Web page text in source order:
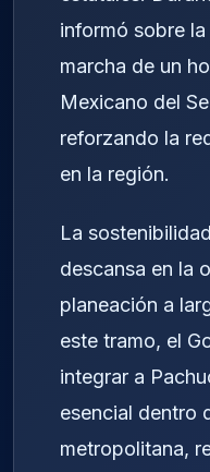
informó sobre
marcha de un
Mexicano del
reforzando la
en la región.
La
descansa en la
planeación a
este tramo, el
integrar a
esencial dentro
metropolitana,